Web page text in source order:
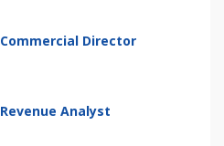
Commercial Director
Revenue Analyst